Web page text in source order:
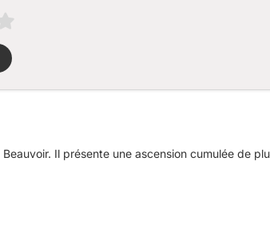
Il présente une ascension cumulée de